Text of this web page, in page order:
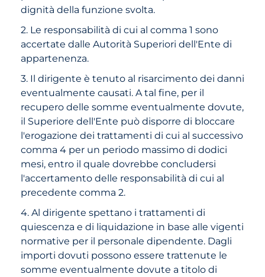
dignità della funzione svolta.
2. Le responsabilità di cui al comma 1 sono
accertate dalle Autorità Superiori dell'Ente di
appartenenza.
3. Il dirigente è tenuto al risarcimento dei danni
eventualmente causati. A tal fine, per il
recupero delle somme eventualmente dovute,
il Superiore dell'Ente può disporre di bloccare
l'erogazione dei trattamenti di cui al successivo
comma 4 per un periodo massimo di dodici
mesi, entro il quale dovrebbe concludersi
l'accertamento delle responsabilità di cui al
precedente comma 2.
4. Al dirigente spettano i trattamenti di
quiescenza e di liquidazione in base alle vigenti
normative per il personale dipendente. Dagli
importi dovuti possono essere trattenute le
somme eventualmente dovute a titolo di